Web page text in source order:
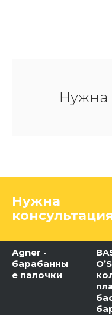
Нужна
Нужна
Agner -
барабанны
е палочки